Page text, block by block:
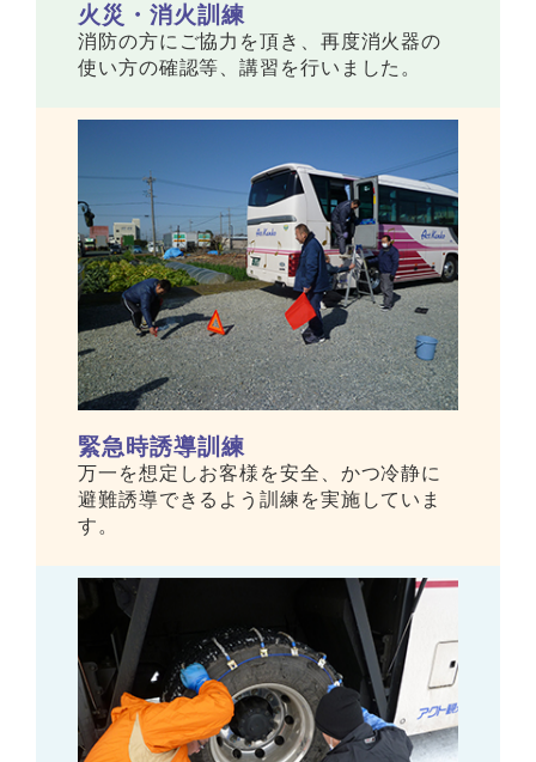
火災・消火訓練
消防の方にご協力を頂き、再度消火器の
使い方の確認等、講習を行いました。
緊急時誘導訓練
万一を想定しお客様を安全、かつ冷静に
避難誘導できるよう訓練を実施していま
す。